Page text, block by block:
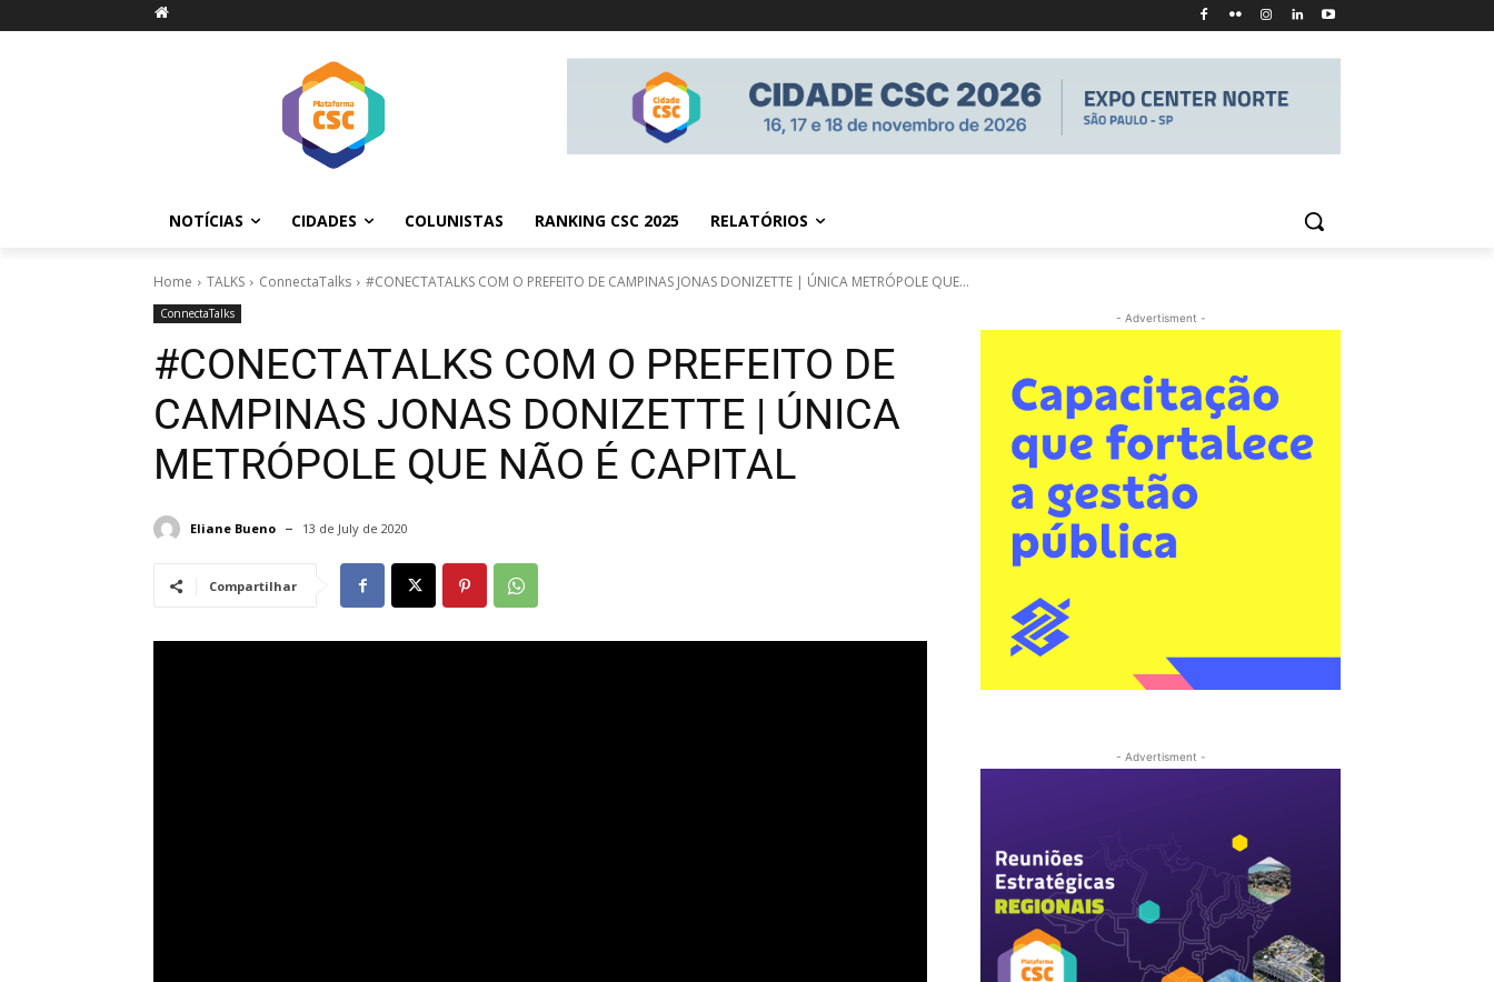
NOTÍCIAS CIDADES COLUNISTAS RANKING CSC 2025 RELATÓRIOS
Home TALKS ConnectaTalks #CONECTATALKS COM O PREFEITO DE CAMPINAS JONAS DONIZETTE | ÚNICA METRÓPOLE QUE...
ConnectaTalks
#CONECTATALKS COM O PREFEITO DE
CAMPINAS JONAS DONIZETTE | ÚNICA
METRÓPOLE QUE NÃO É CAPITAL
Eliane Bueno 13 de July de 2020
Compartilhar
- Advertisment -
- Advertisment -